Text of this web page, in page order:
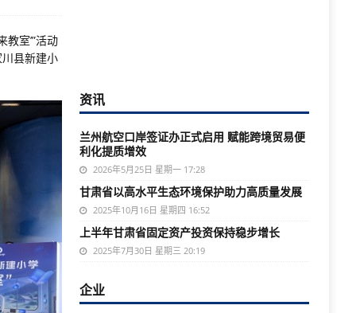
室’”活动
县新建小
资讯
兰州航空口岸签证办正式启用 赋能跨境贸易便
利化提质增效
2026年5月25日 星期一 17:28
甘肃省以高水平生态环境保护助力高质量发展
2025年10月16日 星期四 16:52
上半年甘肃省固定资产投资保持稳步增长
2025年7月30日 星期三 20:19
企业